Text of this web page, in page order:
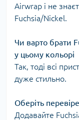
Airwrap і не
Fuchsia/Nickel.
Чи варто брати
у цьому кольорі
Так, тоді всі
дуже стильно.
Оберіть
Додавайте